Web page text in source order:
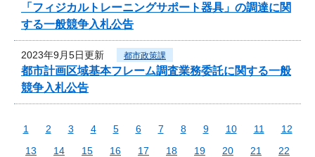
「フィジカルトレーニングサポート器具」の調達に関
する一般競争入札公告
2023年9月5日更新 都市政策課
都市計画区域基本フレーム調査業務委託に関する一般
競争入札公告
1 2 3 4 5 6 7 8 9 10 11
12
13
14 15 16 17 18 19 20 21
22